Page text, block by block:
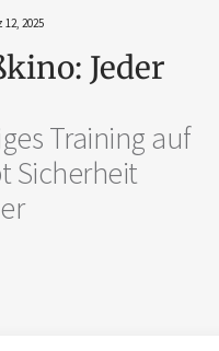
12, 2025
Jeder
Training auf
Sicherheit